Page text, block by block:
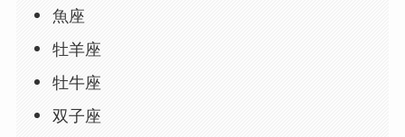
魚座
牡羊座
牡牛座
双子座